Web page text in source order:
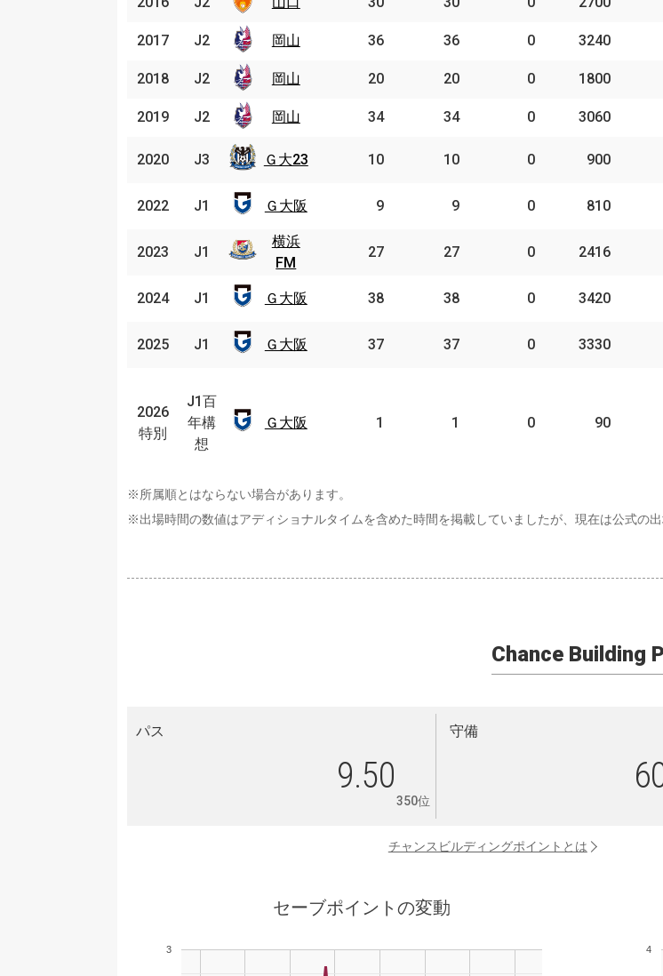
2017 岡山 36 36 0 3240
2018 岡山 20 20 0 1800
2019 岡山 34 34 0 3060
2020
Ｇ大
23
10 10 0 900
2022
Ｇ大
阪
9 9 0 810
2023
横浜
FM
27 27 0 2416
2024
Ｇ大
阪
38 38 0 3420
2025
Ｇ大
阪
37 37 0 3330
2026
特別
百
年
Ｇ大
阪
1 1 0 90
2017 J2 岡山
2018 J2 岡山
2019 J2 岡山
2020 J3 Ｇ大23
2022 J1 Ｇ大阪
2023 J1
横浜
FM
2024 J1 Ｇ大阪
2025 J1 Ｇ大阪
2026
特別
J1百
年構
想
Ｇ大阪
※所属順とはならない場合があります。
※出場時間の数値はアディショナルタイムを含めた時間を掲載していましたが、現在は公式の出
Chance Building
パス
9.50
350位
守備
チャンスビルディングポイントとは
セーブポイントの変動
3 4